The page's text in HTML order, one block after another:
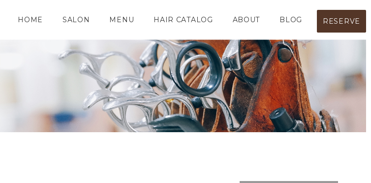
HOME SALON MENU HAIR CATALOG ABOUT BLOG RESERVE